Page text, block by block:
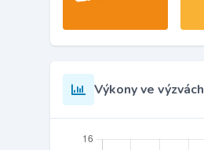
Výkony ve výzvách